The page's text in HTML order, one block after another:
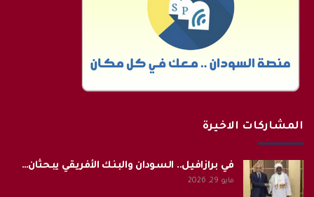
المشاركات الاخيرة
في برازافيل.. السودان والبنك الأفريقي يبحثان…
مايو 29, 2026